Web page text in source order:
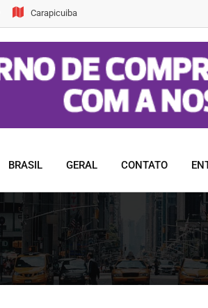
Carapicuiba
BRASIL GERAL CONTATO